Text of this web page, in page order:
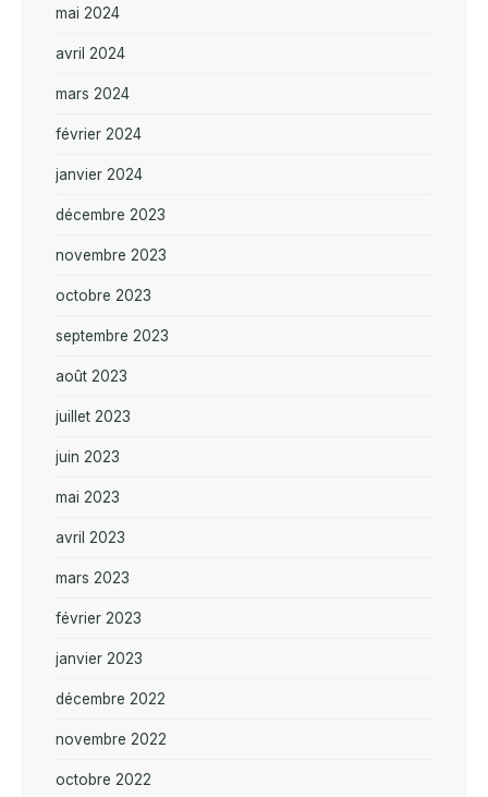
mai 2024
avril 2024
mars 2024
février 2024
janvier 2024
décembre 2023
novembre 2023
octobre 2023
septembre 2023
août 2023
juillet 2023
juin 2023
mai 2023
avril 2023
mars 2023
février 2023
janvier 2023
décembre 2022
novembre 2022
octobre 2022